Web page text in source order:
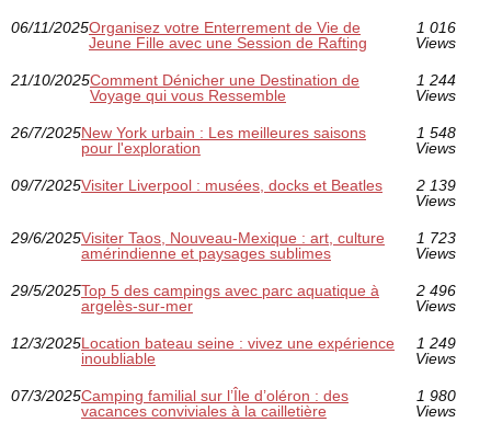
06/11/2025Organisez votre Enterrement de Vie de
Jeune Fille avec une Session de Rafting
1 016
Views
21/10/2025Comment Dénicher une Destination de
Voyage qui vous Ressemble
1 244
Views
26/7/2025New York urbain : Les meilleures saisons
pour l'exploration
1 548
Views
09/7/2025Visiter Liverpool : musées, docks et Beatles
2 139
Views
29/6/2025Visiter Taos, Nouveau-Mexique : art, culture
amérindienne et paysages sublimes
1 723
Views
29/5/2025Top 5 des campings avec parc aquatique à
argelès-sur-mer
2 496
Views
12/3/2025Location bateau seine : vivez une expérience
inoubliable
1 249
Views
07/3/2025Camping familial sur l’Île d’oléron : des
vacances conviviales à la cailletière
1 980
Views